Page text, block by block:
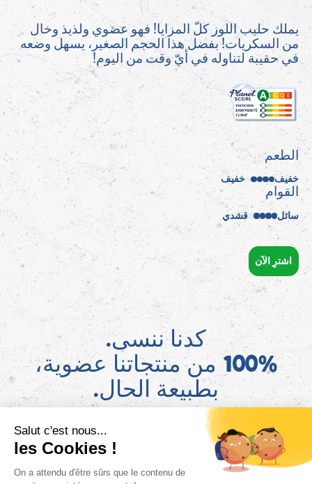
يملك حليب اللوز كلّ المزايا! فهو عضوي ولذيذ وخال
من السكريات! بفضل هذا الحجم الصغير، يسهل وضعه
في حقيبة لتناوله في أيّ وقت من اليوم!
الطعم
خفيف خفيف
القوام
سائل قشدي
اشترِ الآن
كدنا ننسى.
100% من منتجاتنا عضوية،
بطبيعة الحال.